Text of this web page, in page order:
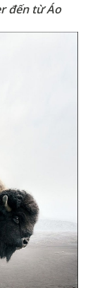
đến từ Áo